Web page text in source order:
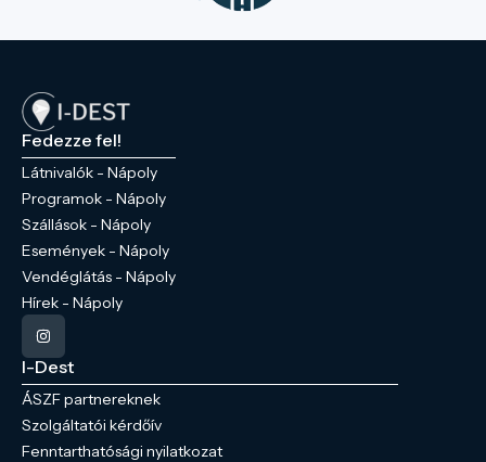
Fedezze fel!
Látnivalók - Nápoly
Programok - Nápoly
Szállások - Nápoly
Események - Nápoly
Vendéglátás - Nápoly
Hírek - Nápoly
I-Dest
ÁSZF partnereknek
Szolgáltatói kérdőív
Fenntarthatósági nyilatkozat